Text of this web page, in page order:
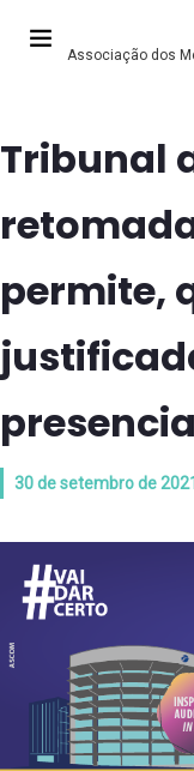
Associação dos
Tribunal
permite,
30 de setembro de 2021